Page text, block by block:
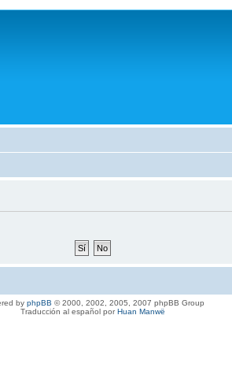
by phpBB © 2000, 2002, 2005, 2007 phpBB Group
Traducción al español porHuan Manwë